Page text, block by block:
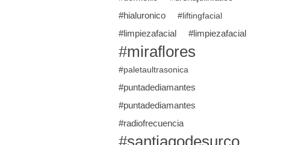
#hialuronico
#liftingfacial
#limpiezafacial #limpiezafacial
#miraflores
#paletaultrasonica
#puntadediamantes
#puntadediamantes
#radiofrecuencia
#santiagodesurco